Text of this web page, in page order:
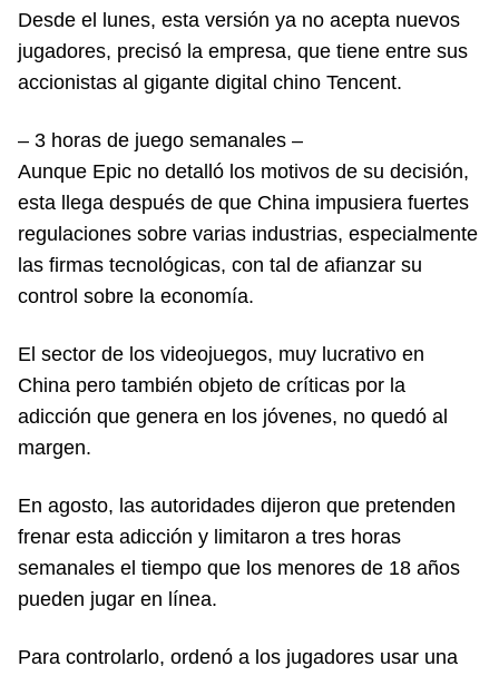
Desde el lunes, esta versión ya no acepta nuevos
jugadores, precisó la empresa, que tiene entre sus
accionistas al gigante digital chino Tencent.
– 3 horas de juego semanales –
Aunque Epic no detalló los motivos de su decisión,
esta llega después de que China impusiera fuertes
regulaciones sobre varias industrias, especialmente
las firmas tecnológicas, con tal de afianzar su
control sobre la economía.
El sector de los videojuegos, muy lucrativo en
China pero también objeto de críticas por la
adicción que genera en los jóvenes, no quedó al
margen.
En agosto, las autoridades dijeron que pretenden
frenar esta adicción y limitaron a tres horas
semanales el tiempo que los menores de 18 años
pueden jugar en línea.
Para controlarlo, ordenó a los jugadores usar una